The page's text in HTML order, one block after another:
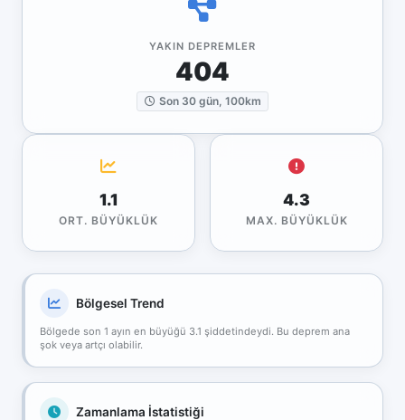
YAKIN DEPREMLER
404
Son 30 gün, 100km
1.1
ORT. BÜYÜKLÜK
4.3
MAX. BÜYÜKLÜK
Bölgesel Trend
Bölgede son 1 ayın en büyüğü 3.1 şiddetindeydi. Bu deprem ana
şok veya artçı olabilir.
Zamanlama İstatistiği